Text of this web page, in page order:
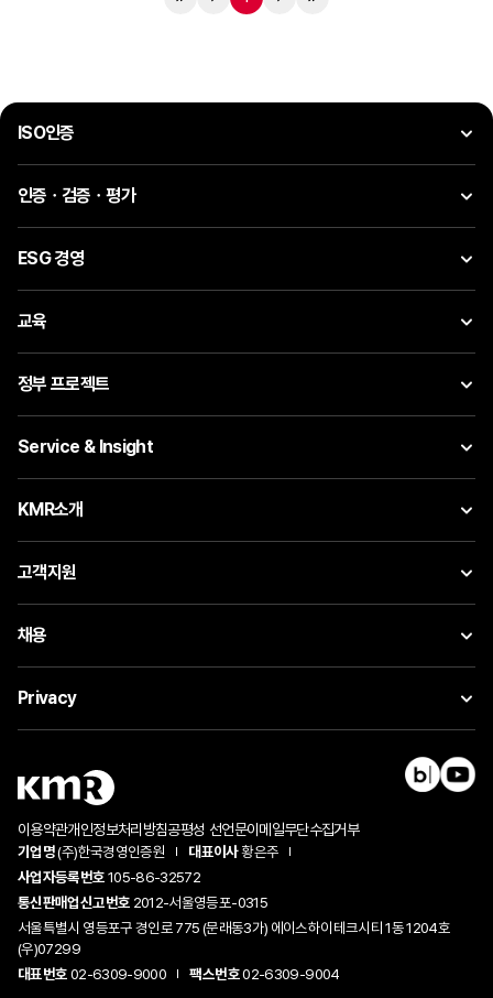
ISO인증
인증ㆍ검증ㆍ평가
ESG 경영
교육
정부 프로젝트
Service & Insight
KMR소개
고객지원
채용
Privacy
이용약관개인정보처리방침공평성 선언문이메일무단수집거부
기업명(주)한국경영인증원 대표이사황은주
사업자등록번호105-86-32572
통신판매업신고번호 2012-서울영등포-0315
서울특별시 영등포구 경인로 775 (문래동3가) 에이스하이테크시티 1동 1204호
(우)07299
대표번호02-6309-9000 팩스번호02-6309-9004